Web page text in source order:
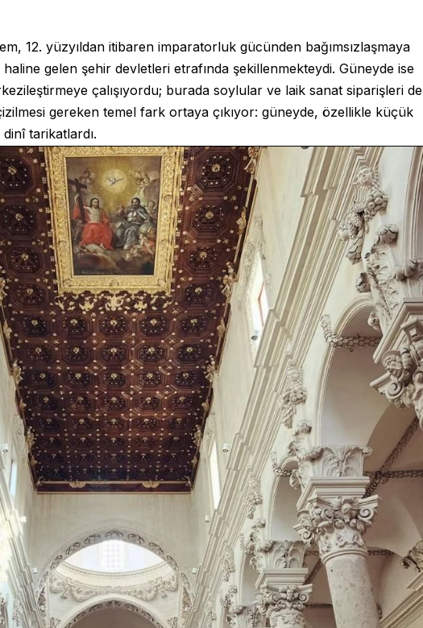
12. yüzyıldan itibaren imparatorluk gücünden bağımsızlaşmaya
gelen şehir devletleri etrafında şekillenmekteydi. Güneyde ise
çalışıyordu; burada soylular ve laik sanat siparişleri de
gereken temel fark ortaya çıkıyor: güneyde, özellikle küçük
tarikatlardı.